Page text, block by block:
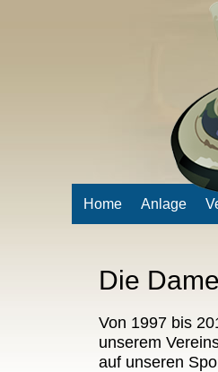
Home Anlage
Die
Von 1997 bis
unserem
auf unseren